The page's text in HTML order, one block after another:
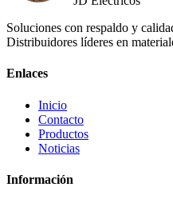
Soluciones con respaldo y
Distribuidores líderes en
Enlaces
Inicio
Contacto
Productos
Noticias
Información